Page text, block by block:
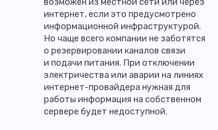
интернет, если это предусмотрено
информационной инфраструктурой.
Но чаще всего компании не заботятся
о резервировании каналов связи
и подачи питания. При отключении
электричества или аварии на линиях
интернет-провайдера нужная для
работы информация на собственном
сервере будет недоступной.